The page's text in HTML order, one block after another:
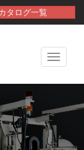
タログ一覧
Toggle